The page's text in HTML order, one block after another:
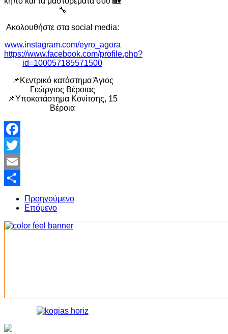
🔧
Ακολουθήστε στα social media:
www.instagram.com/eyro_agora
https://www.facebook.com/profile.php?
id=100057185571500
📌Κεντρικό κατάστημα Άγιος
Γεώργιος Βέροιας
📌Υποκατάστημα Κονίτσης, 15
Βέροια
Facebook
Twitter
Email
Share
Προηγούμενο
Επόμενο